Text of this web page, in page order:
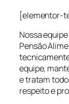
[elementor-
Nossa
Pensão
equipe,
e tratam
respeito e